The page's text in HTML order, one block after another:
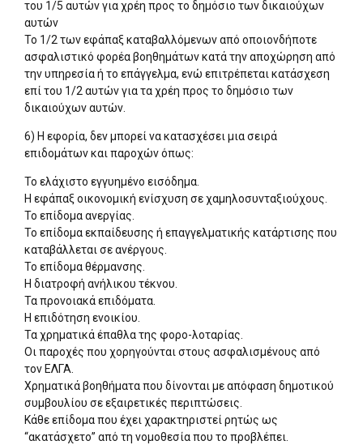
του 1/5 αυτών για χρέη προς το δημόσιο των δικαιούχων
αυτών
Το 1/2 των εφάπαξ καταβαλλόμενων από οποιονδήποτε
ασφαλιστικό φορέα βοηθημάτων κατά την αποχώρηση από
την υπηρεσία ή το επάγγελμα, ενώ επιτρέπεται κατάσχεση
επί του 1/2 αυτών για τα χρέη προς το δημόσιο των
δικαιούχων αυτών.
6) Η εφορία, δεν μπορεί να κατασχέσει μια σειρά
επιδομάτων και παροχών όπως:
Το ελάχιστο εγγυημένο εισόδημα.
Η εφάπαξ οικονομική ενίσχυση σε χαμηλοσυνταξιούχους.
Το επίδομα ανεργίας.
Το επίδομα εκπαίδευσης ή επαγγελματικής κατάρτισης που
καταβάλλεται σε ανέργους.
Το επίδομα θέρμανσης.
Η διατροφή ανήλικου τέκνου.
Τα προνοιακά επιδόματα.
Η επιδότηση ενοικίου.
Τα χρηματικά έπαθλα της φορο-λοταρίας.
Οι παροχές που χορηγούνται στους ασφαλισμένους από
τον ΕΛΓΑ.
Χρηματικά βοηθήματα που δίνονται με απόφαση δημοτικού
συμβουλίου σε εξαιρετικές περιπτώσεις.
Κάθε επίδομα που έχει χαρακτηριστεί ρητώς ως
“ακατάσχετο” από τη νομοθεσία που το προβλέπει.